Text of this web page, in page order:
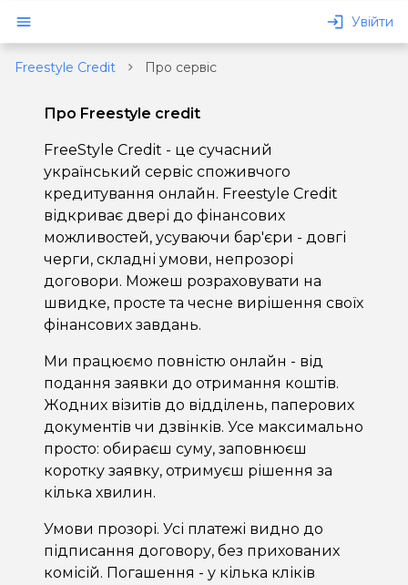
Увійти
Freestyle Credit Про сервіс
Про Freestyle credit
FreeStyle Credit - це сучасний
український сервіс споживчого
кредитування онлайн. Freestyle Credit
відкриває двері до фінансових
можливостей, усуваючи бар'єри - довгі
черги, складні умови, непрозорі
договори. Можеш розраховувати на
швидке, просте та чесне вирішення своїх
фінансових завдань.
Ми працюємо повністю онлайн - від
подання заявки до отримання коштів.
Жодних візитів до відділень, паперових
документів чи дзвінків. Усе максимально
просто: обираєш суму, заповнюєш
коротку заявку, отримуєш рішення за
кілька хвилин.
Умови прозорі. Усі платежі видно до
підписання договору, без прихованих
комісій. Погашення - у кілька кліків